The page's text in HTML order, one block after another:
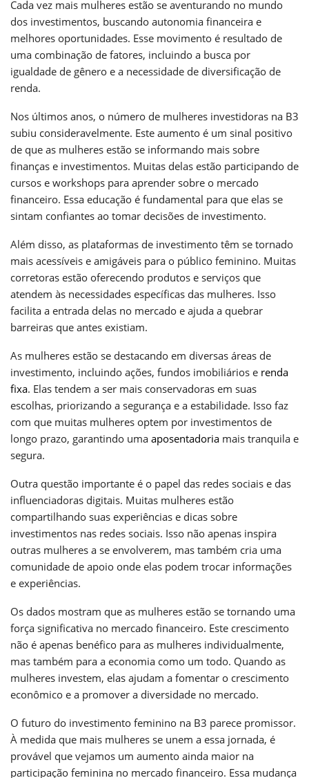
Cada vez mais mulheres estão se aventurando no mundo
dos investimentos, buscando autonomia financeira e
melhores oportunidades. Esse movimento é resultado de
uma combinação de fatores, incluindo a busca por
igualdade de gênero e a necessidade de diversificação de
renda.
Nos últimos anos, o número de mulheres investidoras na B3
subiu consideravelmente. Este aumento é um sinal positivo
de que as mulheres estão se informando mais sobre
finanças e investimentos. Muitas delas estão participando de
cursos e workshops para aprender sobre o mercado
financeiro. Essa educação é fundamental para que elas se
sintam confiantes ao tomar decisões de investimento.
Além disso, as plataformas de investimento têm se tornado
mais acessíveis e amigáveis para o público feminino. Muitas
corretoras estão oferecendo produtos e serviços que
atendem às necessidades específicas das mulheres. Isso
facilita a entrada delas no mercado e ajuda a quebrar
barreiras que antes existiam.
As mulheres estão se destacando em diversas áreas de
investimento, incluindo ações, fundos imobiliários e renda
fixa. Elas tendem a ser mais conservadoras em suas
escolhas, priorizando a segurança e a estabilidade. Isso faz
com que muitas mulheres optem por investimentos de
longo prazo, garantindo uma aposentadoria mais tranquila e
segura.
Outra questão importante é o papel das redes sociais e das
influenciadoras digitais. Muitas mulheres estão
compartilhando suas experiências e dicas sobre
investimentos nas redes sociais. Isso não apenas inspira
outras mulheres a se envolverem, mas também cria uma
comunidade de apoio onde elas podem trocar informações
e experiências.
Os dados mostram que as mulheres estão se tornando uma
força significativa no mercado financeiro. Este crescimento
não é apenas benéfico para as mulheres individualmente,
mas também para a economia como um todo. Quando as
mulheres investem, elas ajudam a fomentar o crescimento
econômico e a promover a diversidade no mercado.
O futuro do investimento feminino na B3 parece promissor.
À medida que mais mulheres se unem a essa jornada, é
provável que vejamos um aumento ainda maior na
participação feminina no mercado financeiro. Essa mudança